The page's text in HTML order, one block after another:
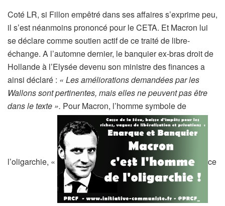
Coté LR, si Fillon empêtré dans ses affaires s’exprime peu,
il s’est néanmoins prononcé pour le CETA. Et Macron lui
se déclare comme soutien actif de ce traité de libre-
échange. A l’automne dernier, le banquier ex-bras droit de
Hollande à l’Elysée devenu son ministre des finances a
ainsi déclaré : « Les améliorations demandées par les
Wallons sont pertinentes, mais elles ne peuvent pas être
dans le texte ». Pour Macron, l’homme symbole de
l’oligarchie, « ce